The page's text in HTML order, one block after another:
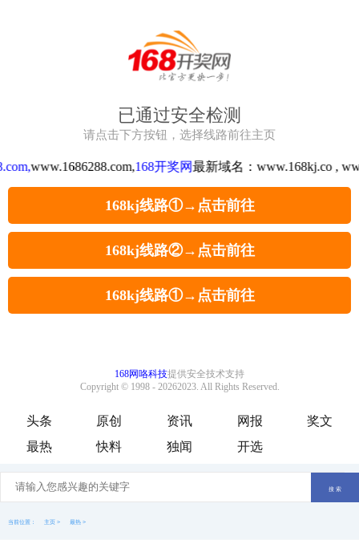
头条 原创 资讯 网报
奖文
最热
快料 独闻 开选
当前位置： 主页 > 最热 >